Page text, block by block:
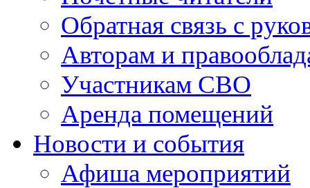
Обратная связь с
Авторам и
Участникам СВО
Аренда помещений
Новости и события
Афиша мероприятий